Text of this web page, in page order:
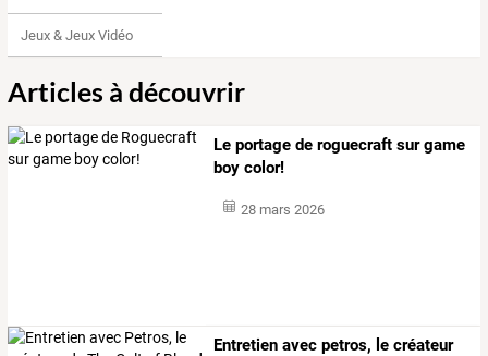
Jeux & Jeux Vidéo
Articles à découvrir
Le portage de roguecraft sur game
boy color!
28 mars 2026
Entretien avec petros, le créateur